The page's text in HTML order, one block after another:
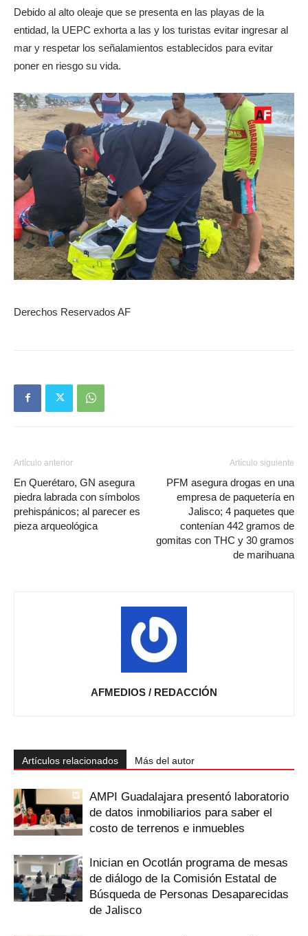
Debido al alto oleaje que se presenta en las playas de la
entidad, la UEPC exhorta a las y los turistas evitar ingresar al
mar y respetar los señalamientos establecidos para evitar
poner en riesgo su vida.
Derechos Reservados AF
Artículo anterior
En Querétaro, GN asegura
piedra labrada con símbolos
prehispánicos; al parecer es
pieza arqueológica
Artículo siguiente
PFM asegura drogas en una
empresa de paquetería en
Jalisco; 4 paquetes que
contenían 442 gramos de
gomitas con THC y 30 gramos
de marihuana
AFMEDIOS / REDACCIÓN
Artículos relacionados Más del autor
AMPI Guadalajara presentó laboratorio
de datos inmobiliarios para saber el
costo de terrenos e inmuebles
Inician en Ocotlán programa de mesas
de diálogo de la Comisión Estatal de
Búsqueda de Personas Desaparecidas
de Jalisco